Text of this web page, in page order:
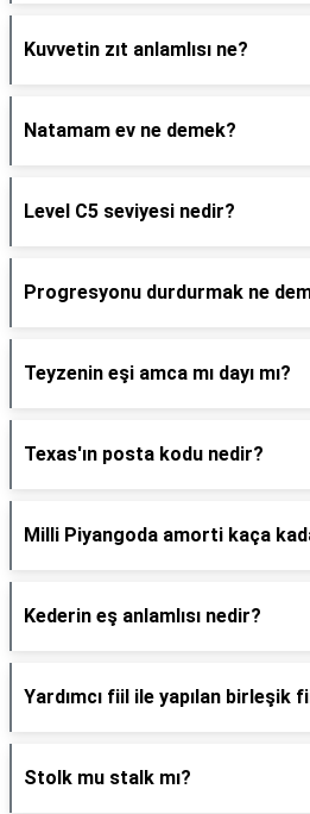
Kuvvetin zıt anlamlısı ne?
Natamam ev ne demek?
Level C5 seviyesi nedir?
Progresyonu durdurmak ne
Teyzenin eşi amca mı dayı mı?
Texas'ın posta kodu nedir?
Milli Piyangoda amorti kaça
Kederin eş anlamlısı nedir?
Yardımcı fiil ile yapılan birleşik
Stolk mu stalk mı?